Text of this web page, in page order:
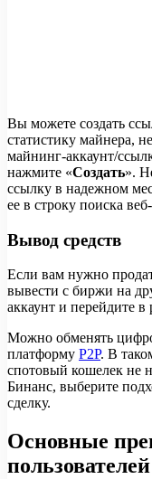
Вы можете создать
статистику майнера,
майнинг-аккаунт/
нажмите «Создать».
ссылку в надежном
ее в строку поиска
Вывод средств
Если вам нужно
вывести с биржи на
аккаунт и перейдите в
Можно обменять
платформу P2P. В
спотовый кошелек не
Бинанс, выберите
сделку.
Основные
пользователей